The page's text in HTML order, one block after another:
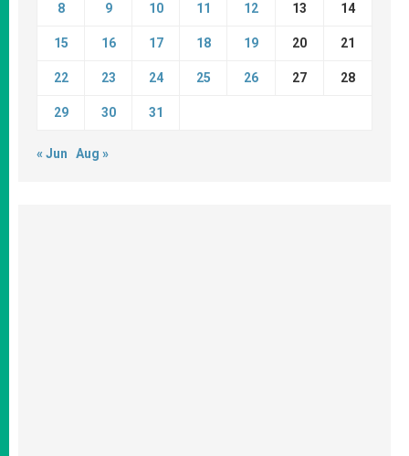
8 9 10 11 12 13 14
15 16 17 18 19 20 21
22 23 24 25 26 27 28
29 30 31
« Jun Aug »